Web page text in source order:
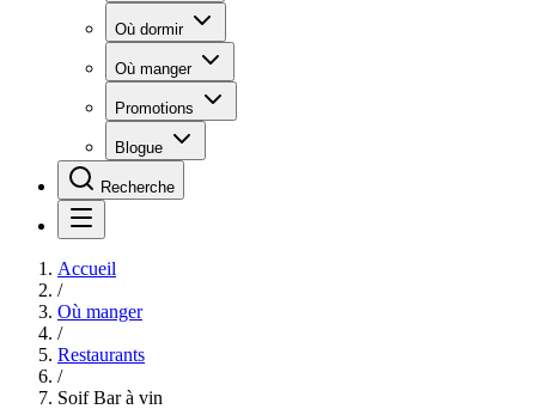
Où dormir
Où manger
Promotions
Blogue
Recherche
Accueil
/
Où manger
/
Restaurants
/
Soif Bar à vin